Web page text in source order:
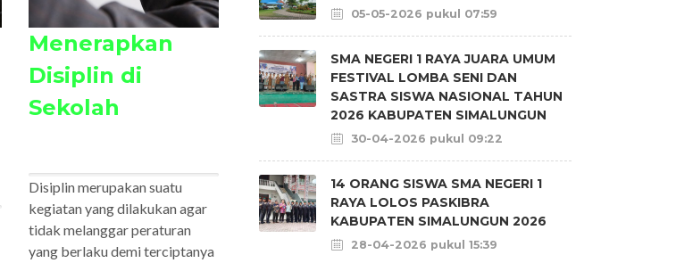
Menerapkan
Disiplin di
Sekolah
Disiplin merupakan suatu
kegiatan yang dilakukan agar
tidak melanggar peraturan
yang berlaku demi terciptanya
05-05-2026 pukul 07:59
SMA NEGERI 1 RAYA JUARA UMUM
FESTIVAL LOMBA SENI DAN
SASTRA SISWA NASIONAL TAHUN
2026 KABUPATEN SIMALUNGUN
30-04-2026 pukul 09:22
14 ORANG SISWA SMA NEGERI 1
RAYA LOLOS PASKIBRA
KABUPATEN SIMALUNGUN 2026
28-04-2026 pukul 15:39